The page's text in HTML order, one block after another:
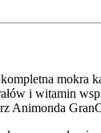
mokra
i witamin
Animonda